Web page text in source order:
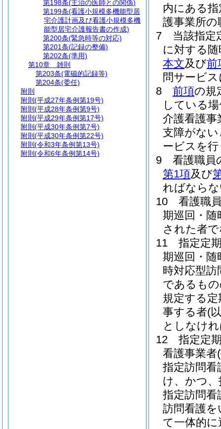
内にある
護事業所
7
当該指定
に対する
本文及び前
問サービ
8
前項の規
している
介護看護
支障がな
ービスを
9
看護職員
第1項及び
ればなら
10
看護職
期巡回・随
された者
11
指定定
期巡回・随
時対応型
であるも
規定する
事する者(
としなけ
12
指定定
看護事業者
指定訪問看
け、かつ
指定訪問看
訪問看護
て一体的
第198条(主治の医師との関係)
第199条(看護小規模多機能型居
宅介護計画及び看護小規模多機
能型居宅介護報告書の作成)
第200条(緊急時等の対応)
第201条(記録の整備)
第202条(準用)
第10章
雑則
第203条(電磁的記録等)
第204条(委任)
附則
附則 (平成27年条例第19号)
附則 (平成28年条例第9号)
附則 (平成29年条例第17号)
附則 (平成30年条例第7号)
附則 (平成30年条例第22号)
附則 (令和3年条例第13号)
附則 (令和6年条例第14号)